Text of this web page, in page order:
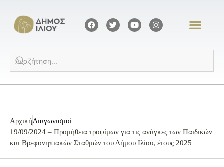
ΑρχικήΔιαγωνισμοί
19/09/2024 – Προμήθεια τροφίμων για τις ανάγκες των Παιδικών
και Βρεφονηπιακών Σταθμών του Δήμου Ιλίου, έτους 2025